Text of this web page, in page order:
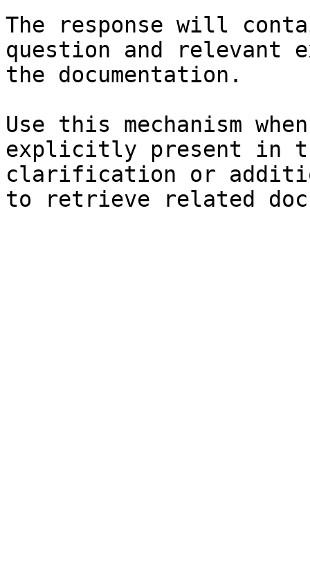
The response will
question and relevant
the documentation.
Use this mechanism
explicitly present in
clarification or